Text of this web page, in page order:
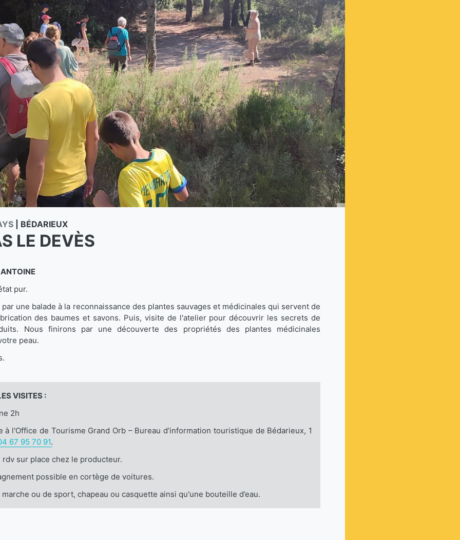
BÉDARIEUX
LE DEVÈS
pur.
une balade à la reconnaissance des plantes sauvages et médicinales qui servent de
des baumes et savons. Puis, visite de l'atelier pour découvrir les secrets de
Nous finirons par une découverte des propriétés des plantes médicinales
peau.
VISITES :
2h
à l'Office de Tourisme Grand Orb – Bureau d’information touristique de Bédarieux, 1
67 95 70 91.
rdv sur place chez le producteur.
possible en cortège de voitures.
ou de sport, chapeau ou casquette ainsi qu'une bouteille d’eau.